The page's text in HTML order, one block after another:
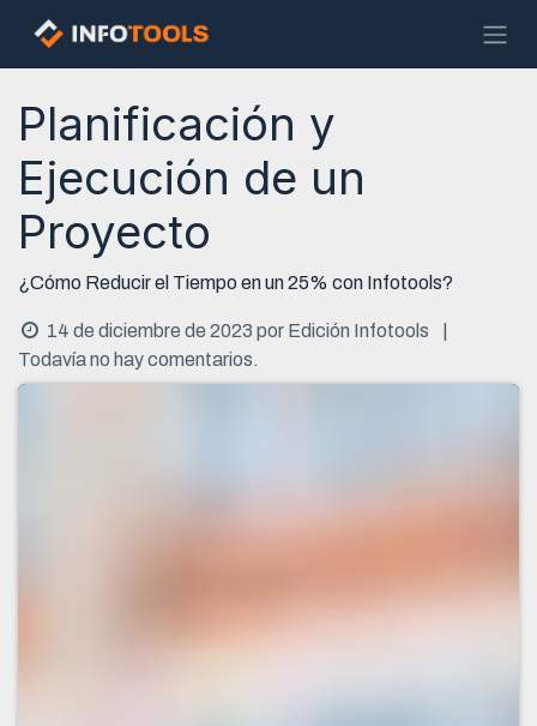
Ir al contenido
Planificación y
Ejecución de un
Proyecto
¿Cómo Reducir el Tiempo en un 25% con Infotools?
14 de diciembre de 2023 por Edición Infotools
Todavía no hay comentarios.